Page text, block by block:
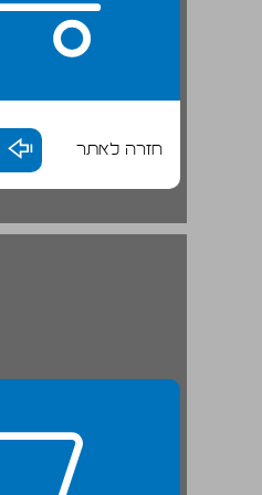
חזרה לאתר